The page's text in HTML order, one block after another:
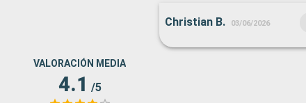
VALORACIÓN MEDIA
4.1 /5
Christian B. 03/06/2026